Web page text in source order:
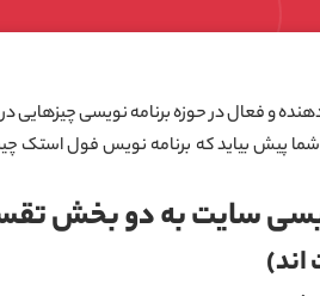
و فعال در حوزه برنامه نویسی چیزهایی
سایت به دو بخش